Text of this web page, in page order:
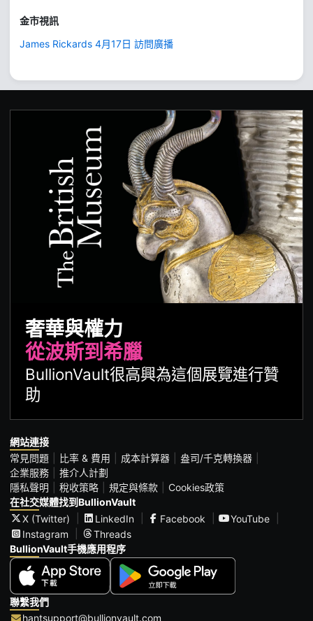
金市視訊
James Rickards 4月17日 訪問廣播
奢華與權力
從波斯到希臘
BullionVault很高興為這個展覽進行贊
助
網站連接
常見問題
比率 & 費用 成本計算器
盎司/千克轉換器
企業服務
推介人計劃
隱私聲明
稅收策略 規定與條款
Cookies政策
在社交媒體找到BullionVault
X (Twitter)
LinkedIn Facebook
YouTube
Instagram
Threads
BullionVault手機應用程序
聯繫我們
hantsupport@bullionvault.com